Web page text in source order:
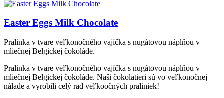
Easter Eggs Milk Chocolate
Pralinka v tvare veľkonočného vajíčka s nugátovou náplňou v
mliečnej Belgickej čokoláde.
Pralinka v tvare veľkonočného vajíčka s nugátovou náplňou v
mliečnej Belgickej čokoláde. Naši čokolatieri sú vo veľkonočnej
nálade a vyrobili celý rad veľkoočných praliniek!